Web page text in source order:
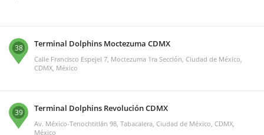
38 Terminal Dolphins Moctezuma CDMX
Calle Francisco Espejel 7, Moctezuma 1ra Sección, Ciudad de México,
CDMX, México
39 Terminal Dolphins Revolución CDMX
Av. México-Tenochtitlán 98, Tabacalera, Ciudad de México, CDMX,
México